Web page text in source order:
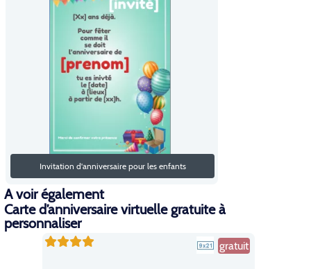
Invitation d'anniversaire pour les enfants
A voir également
Carte d’anniversaire virtuelle gratuite à
personnaliser
gratuit